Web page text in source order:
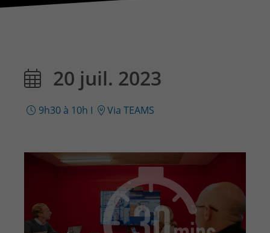
20 juil. 2023
9h30 à 10h I Via TEAMS